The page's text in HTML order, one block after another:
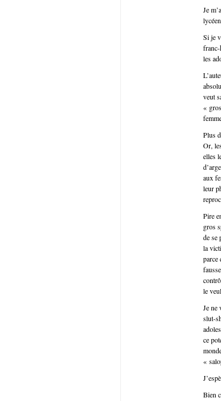
Je
Si je
franc-
les
veut
«
Plus
Or,
elles
aux
leur
Pire
gros
de se
la
parce
le
Je ne
slut-
ce
«
Bien